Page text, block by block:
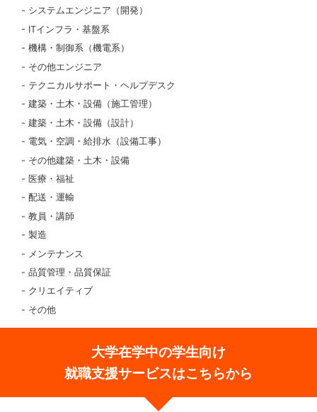
システムエンジニア（開発）
ITインフラ・基盤系
機構・制御系（機電系）
その他エンジニア
テクニカルサポート・ヘルプデスク
建築・土木・設備（施工管理）
建築・土木・設備（設計）
電気・空調・給排水（設備工事）
その他建築・土木・設備
医療・福祉
配送・運輸
教員・講師
製造
メンテナンス
品質管理・品質保証
クリエイティブ
その他
大学在学中の学生向け
就職支援サービスはこちらから